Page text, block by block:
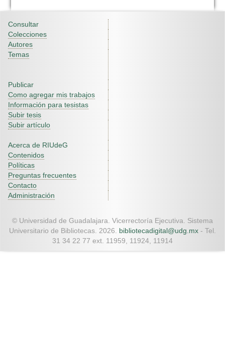
Consultar
Colecciones
Autores
Temas
Publicar
Como agregar mis trabajos
Información para tesistas
Subir tesis
Subir artículo
Acerca de RIUdeG
Contenidos
Políticas
Preguntas frecuentes
Contacto
Administración
© Universidad de Guadalajara. Vicerrectoría Ejecutiva. Sistema
Universitario de Bibliotecas. 2026. bibliotecadigital@udg.mx - Tel.
31 34 22 77 ext. 11959, 11924, 11914